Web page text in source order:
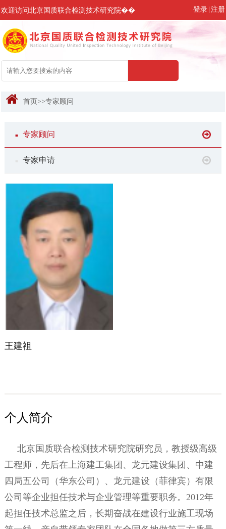
欢迎访问北京国质联合检测技术研究院�� 登录 注册
首页>>专家顾问
■ 专家顾问
专家申请
王建祖
个人简介
北京国质联合检测技术研究院研究员，教授级高级
工程师，先后在上海建工集团、龙元建设集团、中建
四局五公司（华东公司）、龙元建设（菲律宾）有限
公司等企业担任技术与企业管理等重要职务。2012年
起担任技术总监之后，长期奋战在建设行业施工现场